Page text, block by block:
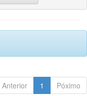
Anterior 1 Póximo